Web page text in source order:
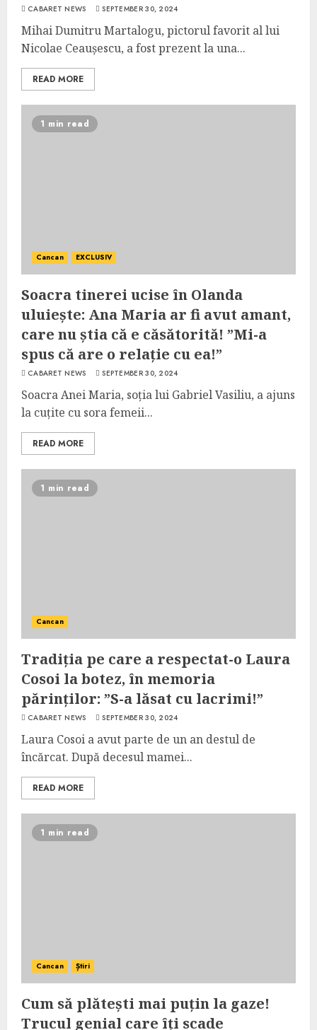
CABARET NEWS SEPTEMBER 30, 2024
Mihai Dumitru Martalogu, pictorul favorit al lui
Nicolae Ceaușescu, a fost prezent la una...
READ MORE
1 min read
Cancan EXCLUSIV
Soacra tinerei ucise în Olanda
uluiește: Ana Maria ar fi avut amant,
care nu știa că e căsătorită! ”Mi-a
spus că are o relație cu ea!”
CABARET NEWS SEPTEMBER 30, 2024
Soacra Anei Maria, soția lui Gabriel Vasiliu, a ajuns
la cuțite cu sora femeii...
READ MORE
1 min read
Cancan
Tradiția pe care a respectat-o Laura
Cosoi la botez, în memoria
părinților: ”S-a lăsat cu lacrimi!”
CABARET NEWS SEPTEMBER 30, 2024
Laura Cosoi a avut parte de un an destul de
încărcat. După decesul mamei...
READ MORE
1 min read
Cancan Știri
Cum să plătești mai puțin la gaze!
Trucul genial care îți scade